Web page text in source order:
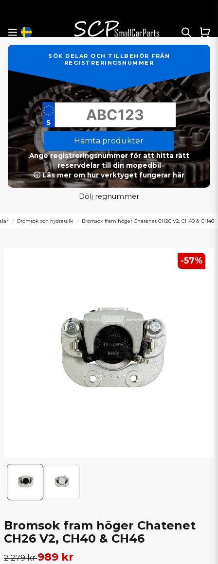
SÖK DELAR OCH TILLBEHÖR FRÅN
REGISTRERINGSNUMMER
Hämta produkter
Ange registreringsnummer för att hitta rätt
reservdelar till din mopedbil
ⓘ Läs mer om hur verktyget fungerar här
Dölj regnummer
Bromsok och hydraulik Bromsok fram höger Chatenet CH26 V2, CH40 & CH46
-57%
Bromsok fram höger Chatenet
CH26 V2, CH40 & CH46
2 279 kr989 kr